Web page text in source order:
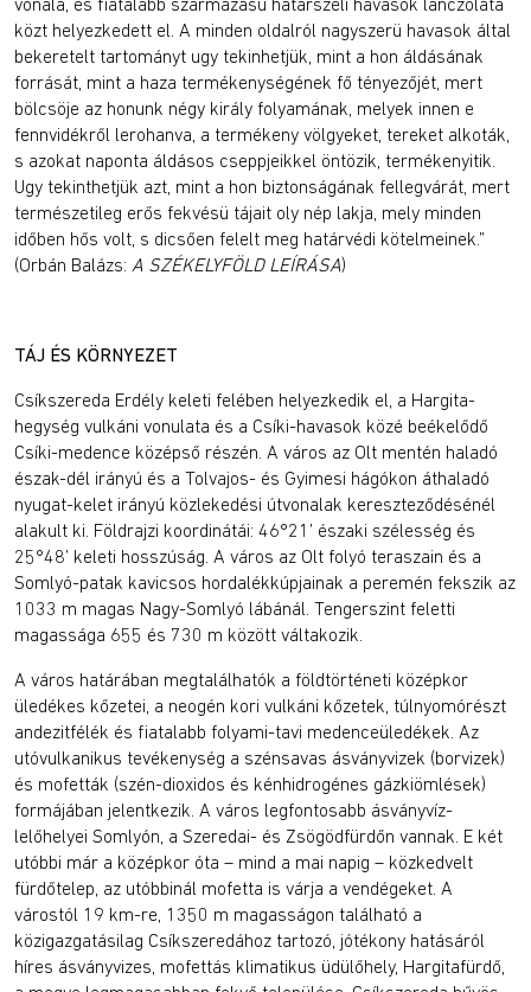
közt helyezkedett el. A minden oldalról nagyszerü havasok által
bekeretelt tartományt ugy tekinhetjük, mint a hon áldásának
forrását, mint a haza termékenységének fő tényezőjét, mert
bölcsöje az honunk négy király folyamának, melyek innen e
fennvidékről lerohanva, a termékeny völgyeket, tereket alkoták,
s azokat naponta áldásos cseppjeikkel öntözik, termékenyitik.
Ugy tekinthetjük azt, mint a hon biztonságának fellegvárát, mert
természetileg erős fekvésü tájait oly nép lakja, mely minden
időben hős volt, s dicsően felelt meg határvédi kötelmeinek.”
(Orbán Balázs: A SZÉKELYFÖLD LEÍRÁSA)
TÁJ ÉS KÖRNYEZET
Csíkszereda Erdély keleti felében helyezkedik el, a Hargita-
hegység vulkáni vonulata és a Csíki-havasok közé beékelődő
Csíki-medence középső részén. A város az Olt mentén haladó
észak-dél irányú és a Tolvajos- és Gyimesi hágókon áthaladó
nyugat-kelet irányú közlekedési útvonalak kereszteződésénél
alakult ki. Földrajzi koordinátái: 46°21’ északi szélesség és
25°48’ keleti hosszúság. A város az Olt folyó teraszain és a
Somlyó-patak kavicsos hordalékkúpjainak a peremén fekszik az
1033 m magas Nagy-Somlyó lábánál. Tengerszint feletti
magassága 655 és 730 m között váltakozik.
A város határában megtalálhatók a földtörténeti középkor
üledékes kőzetei, a neogén kori vulkáni kőzetek, túlnyomórészt
andezitfélék és fiatalabb folyami-tavi medenceüledékek. Az
utóvulkanikus tevékenység a szénsavas ásványvizek (borvizek)
és mofetták (szén-dioxidos és kénhidrogénes gázkiömlések)
formájában jelentkezik. A város legfontosabb ásványvíz-
lelőhelyei Somlyón, a Szeredai- és Zsögödfürdőn vannak. E két
utóbbi már a középkor óta – mind a mai napig – közkedvelt
fürdőtelep, az utóbbinál mofetta is várja a vendégeket. A
várostól 19 km-re, 1350 m magasságon található a
közigazgatásilag Csíkszeredához tartozó, jótékony hatásáról
híres ásványvizes, mofettás klimatikus üdülőhely, Hargitafürdő,